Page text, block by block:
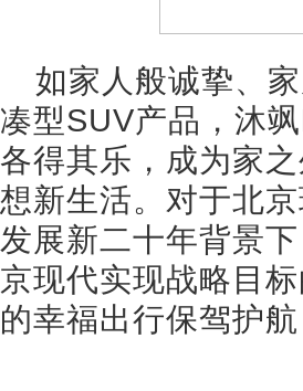
如家人般诚挚、
凑型SUV产品，沐
各得其乐，成为家
想新生活。对于北
发展新二十年背景
京现代实现战略目
的幸福出行保驾护航